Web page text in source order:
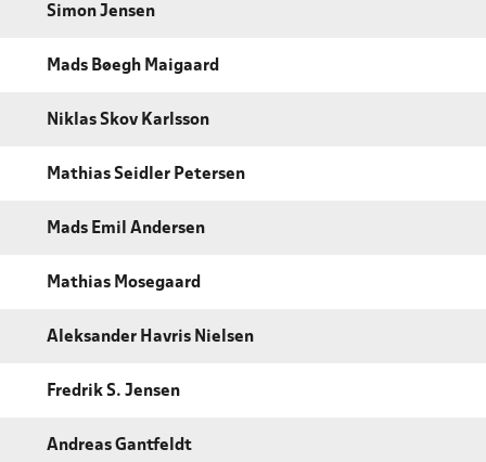
Simon Jensen
Mads Bøegh Maigaard
Niklas Skov Karlsson
Mathias Seidler Petersen
Mads Emil Andersen
Mathias Mosegaard
Aleksander Havris Nielsen
Fredrik S. Jensen
Andreas Gantfeldt